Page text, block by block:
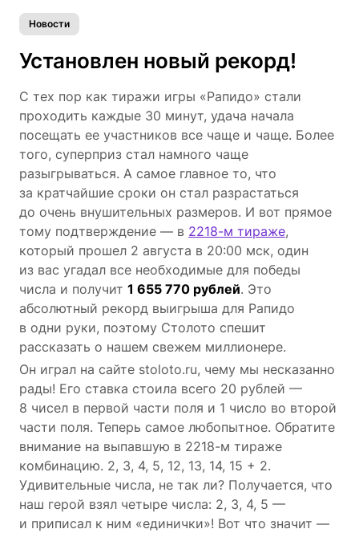
Новости
Установлен новый рекорд!
С тех пор как тиражи игры «Рапидо» стали
проходить каждые 30 минут, удача начала
посещать ее участников все чаще и чаще. Более
того, суперприз стал намного чаще
разыгрываться. А самое главное то, что
за кратчайшие сроки он стал разрастаться
до очень внушительных размеров. И вот прямое
тому подтверждение — в 2218-м тираже,
который прошел 2 августа в 20:00 мск, один
из вас угадал все необходимые для победы
числа и получит 1 655 770 рублей. Это
абсолютный рекорд выигрыша для Рапидо
в одни руки, поэтому Столото спешит
рассказать о нашем свежем миллионере.
Он играл на сайте stoloto.ru, чему мы несказанно
рады! Его ставка стоила всего 20 рублей —
8 чисел в первой части поля и 1 число во второй
части поля. Теперь самое любопытное. Обратите
внимание на выпавшую в 2218-м тираже
комбинацию. 2, 3, 4, 5, 12, 13, 14, 15 + 2.
Удивительные числа, не так ли? Получается, что
наш герой взял четыре числа: 2, 3, 4, 5 —
и приписал к ним «единички»! Вот что значит —